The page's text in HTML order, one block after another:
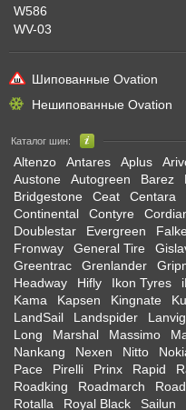
W586
WV-03
Шипованные Ovation
Нешипованные Ovation
Каталог шин:
Altenzo Antares Aplus
Austone
Autogreen Barez
Bridgestone
Ceat Centara
Continental
Contyre
Doublestar
Evergreen
Fronway
General Tire
Greentrac
Grenlander
Headway
Hifly Ikon Tyres
Kama
Kapsen Kingnate
LandSail
Landspider
Long
Marshal Massimo
Nankang
Nexen Nitto
Pace
Pirelli Prinx Rapid
Roadking
Roadmarch
Rotalla
Royal Black Sailun